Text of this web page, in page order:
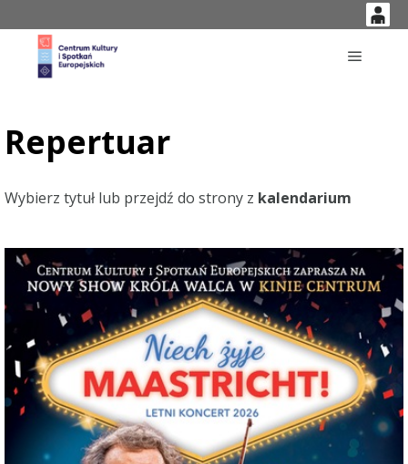
0,00
Repertuar
Wybierz tytuł lub przejdź do strony z kalendarium